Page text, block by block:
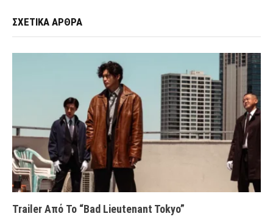
ΣΧΕΤΙΚΑ ΑΡΘΡΑ
Trailer Από Το “Bad Lieutenant Tokyo”